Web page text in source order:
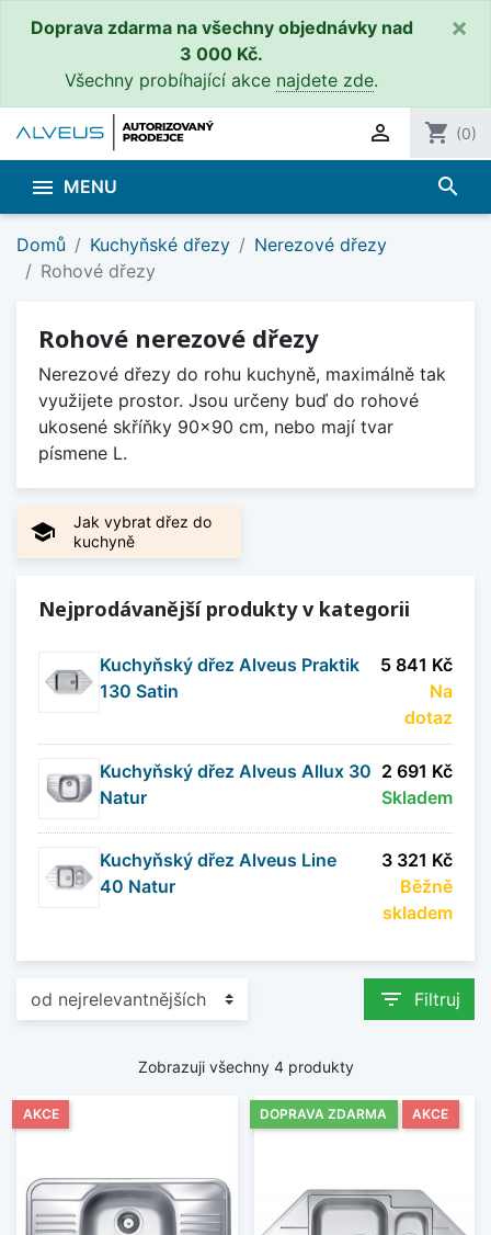
Doprava zdarma na všechny objednávky nad
3 000 Kč.
Všechny probíhající akce najdete zde.
×
 shopping_cart (0)
 MENU search
Domů Kuchyňské dřezy
Nerezové dřezy
Rohové dřezy
Rohové nerezové dřezy
Nerezové dřezy do rohu kuchyně, maximálně tak
využijete prostor. Jsou určeny buď do rohové
ukosené skříňky 90x90 cm, nebo mají tvar
písmene L.
school
Jak vybrat dřez do
kuchyně
Nejprodávanější produkty v kategorii
Kuchyňský dřez Alveus Praktik
130 Satin
5 841 Kč
Na
dotaz
Kuchyňský dřez Alveus Allux 30
Natur
2 691 Kč
Skladem
Kuchyňský dřez Alveus Line
40 Natur
3 321 Kč
Běžně
skladem
filter_list Filtruj
Zobrazuji všechny 4 produkty
AKCE DOPRAVA ZDARMA AKCE